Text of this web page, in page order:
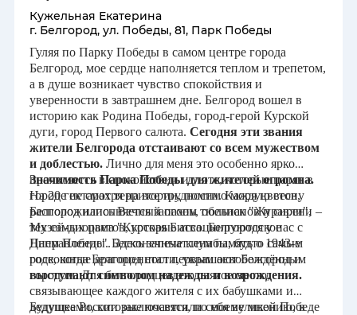
Карачаево-Черкесская
Республика
Кемеровская область
Кировская область
Республика Коми
Костромская область
Краснодарский край
Красноярский край
Кужельная Екатерина
г. Белгород, ул. Победы, 81, Парк Победы
Гуляя по Парку Победы в самом центре города
Белгород, мое сердце наполняется теплом и трепетом,
а в душе возникает чувство спокойствия и
уверенности в завтрашнем дне. Белгород вошел в
историю как Родина Победы, город-герой Курской
дуги, город Первого салюта. Сегодня эти звания
жители Белгорода отстаивают со всем мужеством
и доблестью.Лично для меня это особенно ярко
проявляется в спокойствии и уюте, которые царят в
городе не смотря на все трудности. Каждую весну
Белгород наполняется запахом тюльпанов и сирени –
тех самых цветов, которые ассоциируются у нас с
Днем Победы. Бесконечные клумбы, будто самые
роскошные драгоценности, украшают Белгород и
выступают символом надежды и возрождения.
Значимость Парка Победы для жителей огромна.
На 20 гектарах территории, помимо моря цветов,
расположились Вечный огонь, обелиск "Журавли",
Музей-диорама "Курская Битва. Белгородское
Направление". Здесь запечатлена память о 1943-м
годе, когда Белгород стал первым освобождённым
городом. Для белгородцев это святое место,
связывающее каждого жителя с их бабушками и
дедушками, которые посвятили себя великой Победе
Будущее России заключается, по моему мнению, в